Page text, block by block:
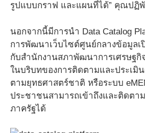
รูปแบบกราฟ และแผนที่ได้” คุณปฏิพั
นอกจากนี้มีการนำ Data Catalog
การพัฒนาเว็บไซต์ศูนย์กลางข้อมูลเ
กับสำนักงานสภาพัฒนาการเศรษฐกิ
ในบริบทของการติดตามและประเมิ
ตามยุทธศาสตร์ชาติ หรือระบบ
ประชาชนสามารถเข้าถึงและติดตา
ภาครัฐได้